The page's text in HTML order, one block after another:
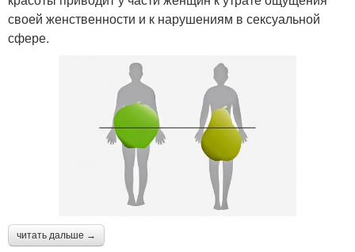
своей женственности и к нарушениям в сексуальной
сфере.
читать дальше →